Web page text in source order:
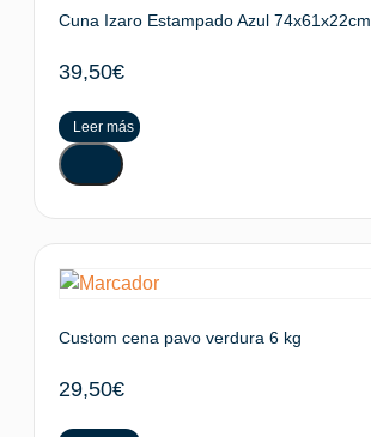
Cuna Izaro Estampado Azul 74x61x22cm
39,50€
Leer más
Custom cena pavo verdura 6 kg
29,50€